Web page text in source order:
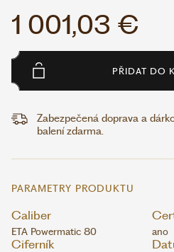
1 001,03 €
PŘIDAT DO
Zabezpečená doprava a
balení zdarma.
PARAMETRY PRODUKTU
Caliber
ETA Powermatic 80 ano
Ciferník